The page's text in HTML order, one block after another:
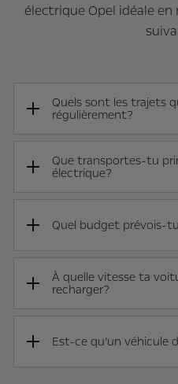
électrique Opel idéale
Quels sont les trajets
régulièrement?
Que transportes-tu
électrique?
Quel budget prévois-
À quelle vitesse ta
recharger?
Est-ce qu’un véhicule